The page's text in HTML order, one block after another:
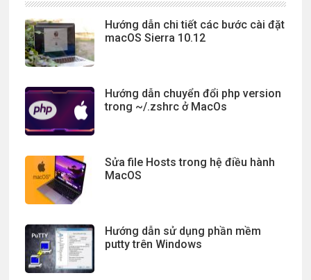
Hướng dẫn chi tiết các bước cài đặt
macOS Sierra 10.12
Hướng dẫn chuyển đổi php version
trong ~/.zshrc ở MacOs
Sửa file Hosts trong hệ điều hành
MacOS
Hướng dẫn sử dụng phần mềm
putty trên Windows